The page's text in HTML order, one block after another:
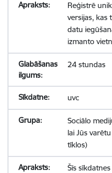
Reģistrē
versijas, kas
datu
izmanto
24 stundas
uvc
Sociālo
lai Jūs
tīklos)
Šīs